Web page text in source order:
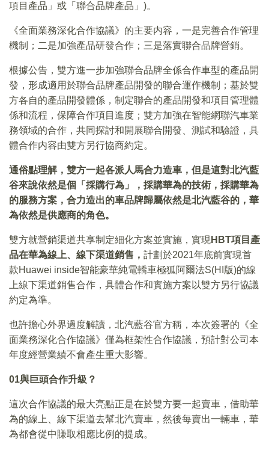
項目產品」或「聯合品牌產品」)。
《全面業務深化合作協議》的主要内容，一是完善合作管理
機制；二是加強產品研發合作；三是落實聯合品牌營銷。
根據公告，雙方進一步加強聯合品牌全係合作車型的產品開
發，形成適用於聯合品牌產品開發的聯合運作機制；基於雙
方各自的產品開發體係，制定聯合的產品開發和項目管理體
係和流程，保障合作項目進度；雙方加強在智能網聯汽車業
務領域的合作，共同探討和開展聯合開發、測試和驗證，具
體合作内容由雙方另行協商約定。
通俗點理解，雙方一起各派人馬合力造車，但是這對北汽藍
谷來說依然是個「採購行為」，採購華為的技術，採購華為
的服務方案，合力造出的車品牌歸屬依然是北汽藍谷的，華
為依然是供應商的角色。
雙方就營銷渠道共享制定細化方案並實施，實現 HBT項目產
品在華為線上、線下渠道銷售， 計劃於2021年底前實現首
款Huawei inside智能豪華純電轎車極狐阿爾法S(HI版)的線
上線下渠道銷售合作，具體合作和實施方案以雙方另行協議
約定為準。
也許擔心外界過度解讀，北汽藍谷官方稱，本次簽署的《全
面業務深化合作協議》僅為框架性合作協議，預計對公司本
年度經營業績不會產生重大影響。
01與巨頭合作升級？
這次合作協議的最大亮點正是在於雙方要一起賣車，借助華
為的線上、線下渠道去幫北汽賣車，然後每賣出一輛車，華
為都會從中賺取相應比例的提成。